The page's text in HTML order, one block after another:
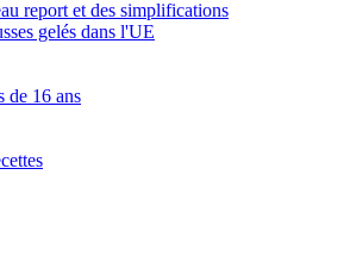
report et des simplifications
gelés dans l'UE
de 16 ans